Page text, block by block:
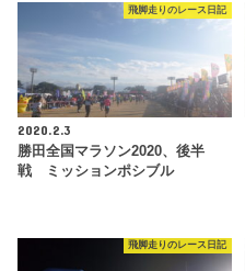
飛脚走りのレース日記
2020.2.3
勝田全国マラソン2020、後半
戦 ミッションポシブル
飛脚走りのレース日記